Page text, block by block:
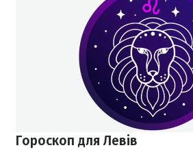
Гороскоп для Левів